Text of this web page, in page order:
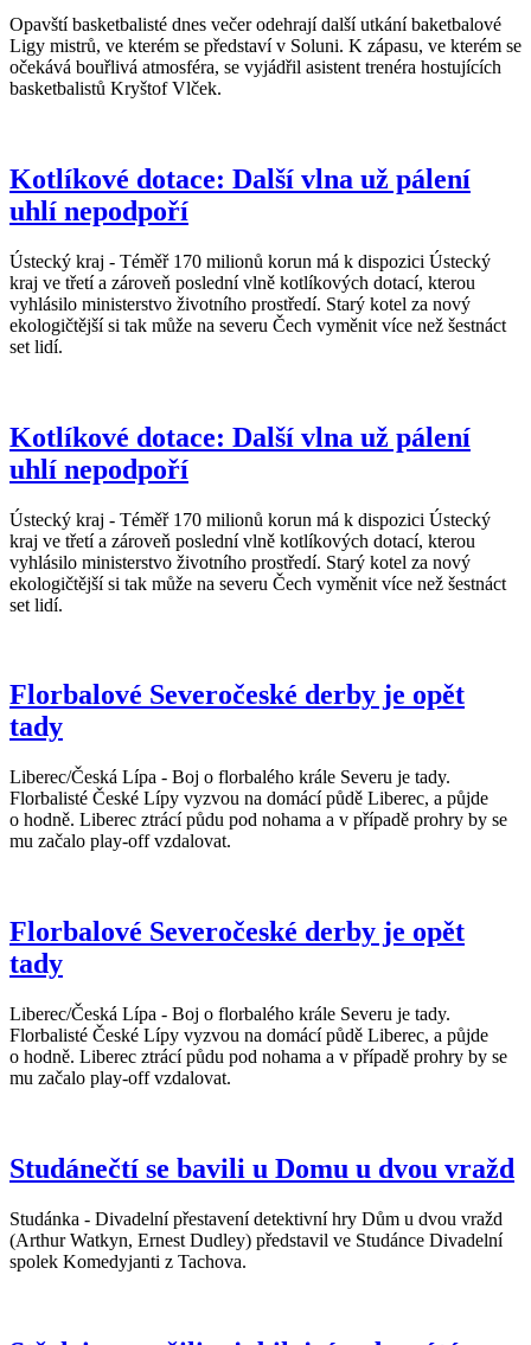
Opavští basketbalisté dnes večer odehrají další utkání baketbalové
Ligy mistrů, ve kterém se představí v Soluni. K zápasu, ve kterém se
očekává bouřlivá atmosféra, se vyjádřil asistent trenéra hostujících
basketbalistů Kryštof Vlček.
Kotlíkové dotace: Další vlna už pálení
uhlí nepodpoří
Ústecký kraj - Téměř 170 milionů korun má k dispozici Ústecký
kraj ve třetí a zároveň poslední vlně kotlíkových dotací, kterou
vyhlásilo ministerstvo životního prostředí. Starý kotel za nový
ekologičtější si tak může na severu Čech vyměnit více než šestnáct
set lidí.
Kotlíkové dotace: Další vlna už pálení
uhlí nepodpoří
Ústecký kraj - Téměř 170 milionů korun má k dispozici Ústecký
kraj ve třetí a zároveň poslední vlně kotlíkových dotací, kterou
vyhlásilo ministerstvo životního prostředí. Starý kotel za nový
ekologičtější si tak může na severu Čech vyměnit více než šestnáct
set lidí.
Florbalové Severočeské derby je opět
tady
Liberec/Česká Lípa - Boj o florbalého krále Severu je tady.
Florbalisté České Lípy vyzvou na domácí půdě Liberec, a půjde
o hodně. Liberec ztrácí půdu pod nohama a v případě prohry by se
mu začalo play-off vzdalovat.
Florbalové Severočeské derby je opět
tady
Liberec/Česká Lípa - Boj o florbalého krále Severu je tady.
Florbalisté České Lípy vyzvou na domácí půdě Liberec, a půjde
o hodně. Liberec ztrácí půdu pod nohama a v případě prohry by se
mu začalo play-off vzdalovat.
Studánečtí se bavili u Domu u dvou vražd
Studánka - Divadelní přestavení detektivní hry Dům u dvou vražd
(Arthur Watkyn, Ernest Dudley) představil ve Studánce Divadelní
spolek Komedyjanti z Tachova.